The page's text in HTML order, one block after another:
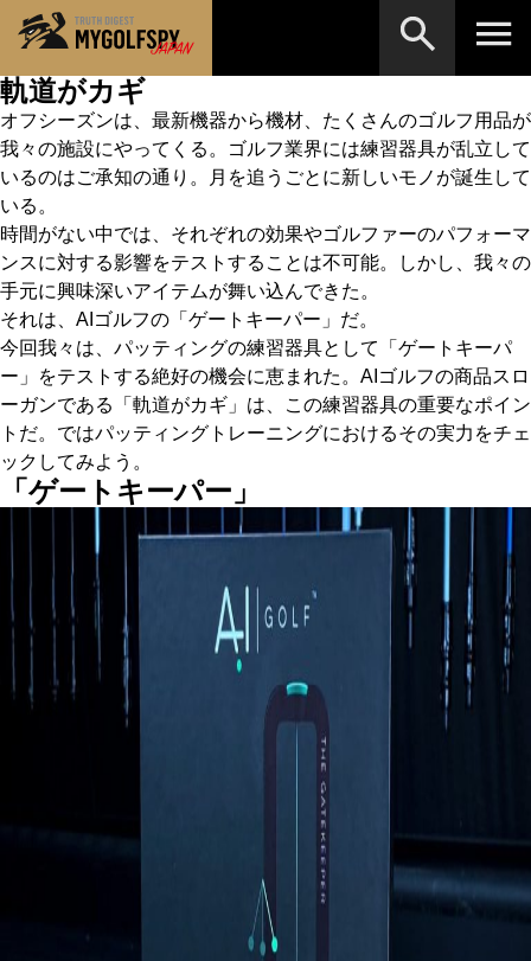
軌道がカギ
オフシーズンは、最新機器から機材、たくさんのゴルフ用品が
我々の施設にやってくる。ゴルフ業界には練習器具が乱立して
いるのはご承知の通り。月を追うごとに新しいモノが誕生して
いる。
時間がない中では、それぞれの効果やゴルファーのパフォーマ
ンスに対する影響をテストすることは不可能。しかし、我々の
手元に興味深いアイテムが舞い込んできた。
それは、AIゴルフの「ゲートキーパー」だ。
今回我々は、パッティングの練習器具として「ゲートキーパ
ー」をテストする絶好の機会に恵まれた。AIゴルフの商品スロ
ーガンである「軌道がカギ」は、この練習器具の重要なポイン
トだ。ではパッティングトレーニングにおけるその実力をチェ
ックしてみよう。
「ゲートキーパー」
MOST WANTED テストランキング
NEW RELEASES 新製品情報
HOW TO ゴルフ上達・実践テクニック
LAB テスト・データ検証
Golf News ゴルフニュース
REVIEWS 製品レビュー
DRIVERS ドライバー
FAIRWAY WOODS
IRONS アイアン
WEDGES ウェッジ
PUTTERS
その他
MyGolfSpyJapanとは？
※メーカー名やクラブ名など、検索したい事柄を入
力してください。
検索